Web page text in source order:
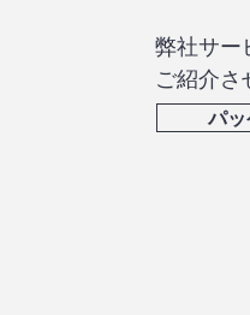
弊社サー
ご紹介さ
パ